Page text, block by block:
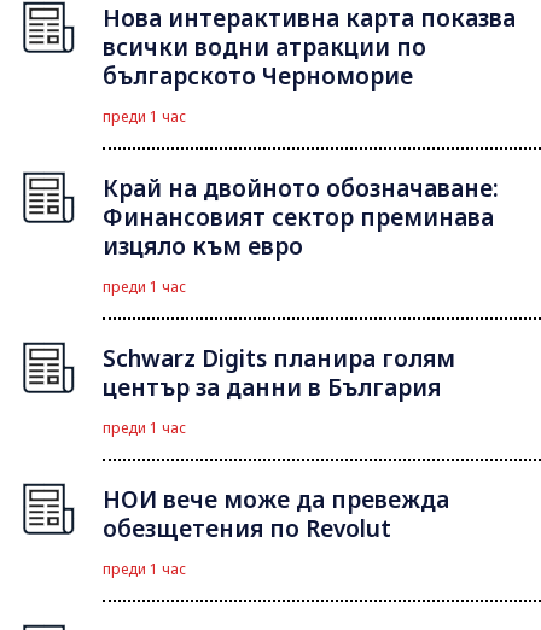
Нова интерактивна карта показва
всички водни атракции по
българското Черноморие
преди 1 час
Край на двойното обозначаване:
Финансовият сектор преминава
изцяло към евро
преди 1 час
Schwarz Digits планира голям
център за данни в България
преди 1 час
НОИ вече може да превежда
обезщетения по Revolut
преди 1 час